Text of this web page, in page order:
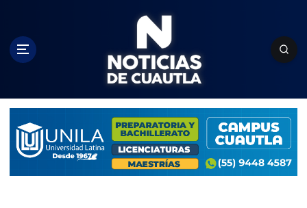
c